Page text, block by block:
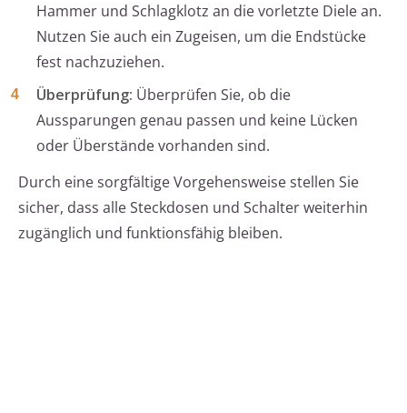
Hammer und Schlagklotz an die vorletzte Diele an.
Nutzen Sie auch ein Zugeisen, um die Endstücke
fest nachzuziehen.
Überprüfung: Überprüfen Sie, ob die
Aussparungen genau passen und keine Lücken
oder Überstände vorhanden sind.
Durch eine sorgfältige Vorgehensweise stellen Sie
sicher, dass alle Steckdosen und Schalter weiterhin
zugänglich und funktionsfähig bleiben.